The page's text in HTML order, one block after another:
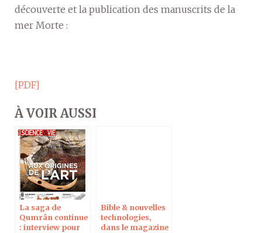
découverte et la publication des manuscrits de la
mer Morte :
[PDF]
À VOIR AUSSI
La saga de
Qumrân continue
: interview pour
Bible & nouvelles
technologies,
dans le magazine